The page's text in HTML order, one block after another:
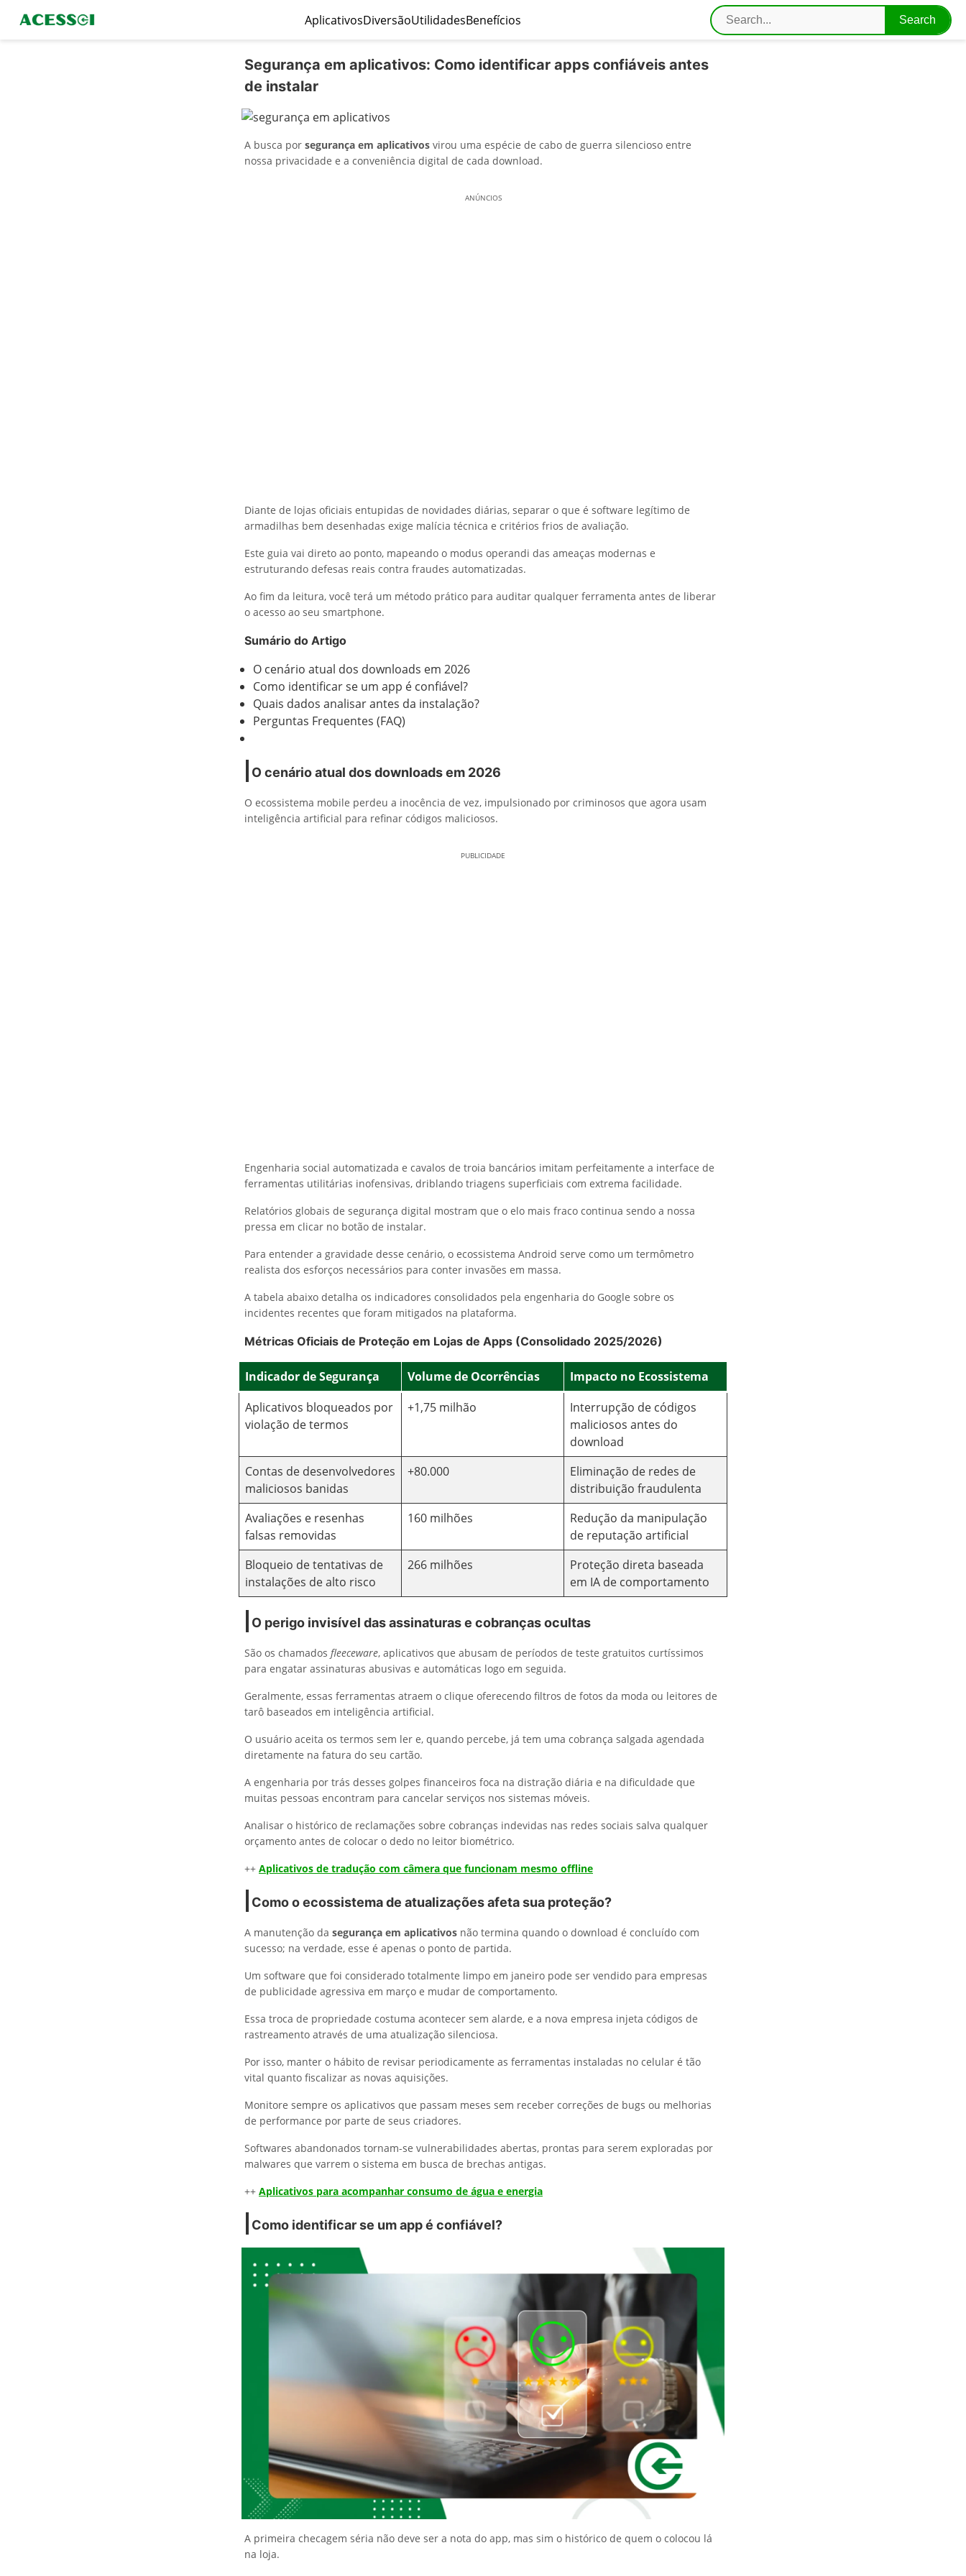
AplicativosDiversãoUtilidadesBenefícios
Segurança em aplicativos: Como identificar apps confiáveis antes
de instalar
A busca por segurança em aplicativos virou uma espécie de cabo de guerra silencioso entre
nossa privacidade e a conveniência digital de cada download.
ANÚNCIOS
Diante de lojas oficiais entupidas de novidades diárias, separar o que é software legítimo de
armadilhas bem desenhadas exige malícia técnica e critérios frios de avaliação.
Este guia vai direto ao ponto, mapeando o modus operandi das ameaças modernas e
estruturando defesas reais contra fraudes automatizadas.
Ao fim da leitura, você terá um método prático para auditar qualquer ferramenta antes de liberar
o acesso ao seu smartphone.
Sumário do Artigo
O cenário atual dos downloads em 2026
Como identificar se um app é confiável?
Quais dados analisar antes da instalação?
Perguntas Frequentes (FAQ)
O cenário atual dos downloads em 2026
O ecossistema mobile perdeu a inocência de vez, impulsionado por criminosos que agora usam
inteligência artificial para refinar códigos maliciosos.
PUBLICIDADE
Engenharia social automatizada e cavalos de troia bancários imitam perfeitamente a interface de
ferramentas utilitárias inofensivas, driblando triagens superficiais com extrema facilidade.
Relatórios globais de segurança digital mostram que o elo mais fraco continua sendo a nossa
pressa em clicar no botão de instalar.
Para entender a gravidade desse cenário, o ecossistema Android serve como um termômetro
realista dos esforços necessários para conter invasões em massa.
A tabela abaixo detalha os indicadores consolidados pela engenharia do Google sobre os
incidentes recentes que foram mitigados na plataforma.
Métricas Oficiais de Proteção em Lojas de Apps (Consolidado 2025/2026)
Indicador de Segurança Volume de Ocorrências
Impacto no Ecossistema
Aplicativos bloqueados por
violação de termos
+1,75 milhão
Interrupção de códigos
maliciosos antes do
download
Contas de desenvolvedores
maliciosos banidas
+80.000
Eliminação de redes de
distribuição fraudulenta
Avaliações e resenhas
falsas removidas
160 milhões
Redução da manipulação
de reputação artificial
Bloqueio de tentativas de
instalações de alto risco
266 milhões
Proteção direta baseada
em IA de comportamento
O perigo invisível das assinaturas e cobranças ocultas
São os chamados fleeceware, aplicativos que abusam de períodos de teste gratuitos curtíssimos
para engatar assinaturas abusivas e automáticas logo em seguida.
Geralmente, essas ferramentas atraem o clique oferecendo filtros de fotos da moda ou leitores de
tarô baseados em inteligência artificial.
O usuário aceita os termos sem ler e, quando percebe, já tem uma cobrança salgada agendada
diretamente na fatura do seu cartão.
A engenharia por trás desses golpes financeiros foca na distração diária e na dificuldade que
muitas pessoas encontram para cancelar serviços nos sistemas móveis.
Analisar o histórico de reclamações sobre cobranças indevidas nas redes sociais salva qualquer
orçamento antes de colocar o dedo no leitor biométrico.
++ Aplicativos de tradução com câmera que funcionam mesmo offline
Como o ecossistema de atualizações afeta sua proteção?
A manutenção da segurança em aplicativos não termina quando o download é concluído com
sucesso; na verdade, esse é apenas o ponto de partida.
Um software que foi considerado totalmente limpo em janeiro pode ser vendido para empresas
de publicidade agressiva em março e mudar de comportamento.
Essa troca de propriedade costuma acontecer sem alarde, e a nova empresa injeta códigos de
rastreamento através de uma atualização silenciosa.
Por isso, manter o hábito de revisar periodicamente as ferramentas instaladas no celular é tão
vital quanto fiscalizar as novas aquisições.
Monitore sempre os aplicativos que passam meses sem receber correções de bugs ou melhorias
de performance por parte de seus criadores.
Softwares abandonados tornam-se vulnerabilidades abertas, prontas para serem exploradas por
malwares que varrem o sistema em busca de brechas antigas.
++ Aplicativos para acompanhar consumo de água e energia
Como identificar se um app é confiável?
A primeira checagem séria não deve ser a nota do app, mas sim o histórico de quem o colocou lá
na loja.